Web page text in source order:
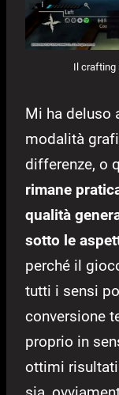
Il crafting
Mi ha deluso
modalità
differenze, o
rimane
qualità
sotto le
perché il
tutti i sensi
conversione
proprio in
ottimi